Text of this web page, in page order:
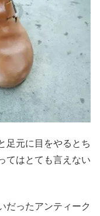
足元に目をやるとち
てはとても言えない
だったアンティーク